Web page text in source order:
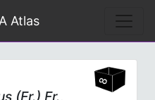
Atlas
(Fr.) Fr.,